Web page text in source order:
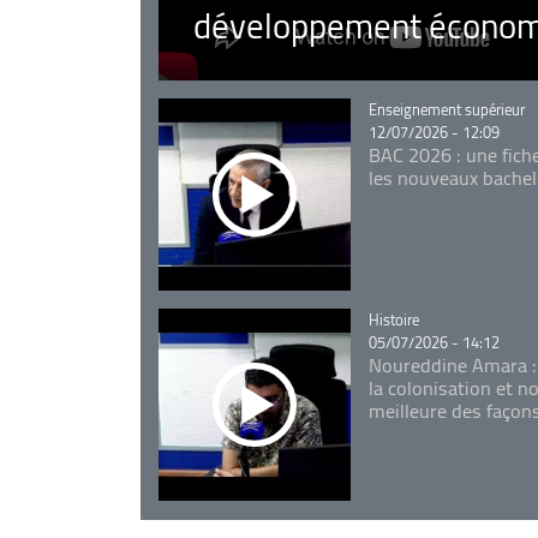
développement
Catégorie
Enseignement supérieur
12/07/2026 - 12:09
BAC 2026 : une
les nouveaux
Catégorie
Histoire
05/07/2026 - 14:12
Noureddine Amara
la colonisation et
meilleure des